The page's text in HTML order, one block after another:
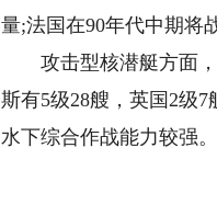
量;法国在90年代中期将
攻击型核潜艇方面，
斯有5级28艘，英国2级
水下综合作战能力较强。